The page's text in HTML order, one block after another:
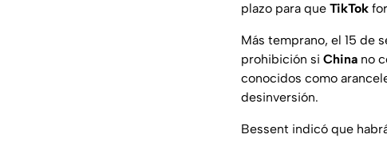
plazo para que TikTok
Más temprano, el 15 de
prohibición si China no
conocidos como
desinversión.
Bessent indicó que